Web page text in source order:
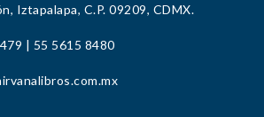
Iztapalapa, C.P. 09209, CDMX.
| 55 5615 8480